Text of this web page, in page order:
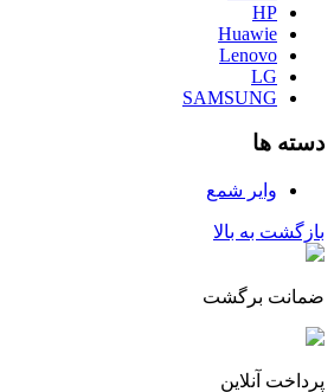
HP
Huawie
Lenovo
LG
SAMSUNG
دسته ها
وایر شمع
بازگشت به بالا
ضمانت برگشت
پرداخت آنلاین